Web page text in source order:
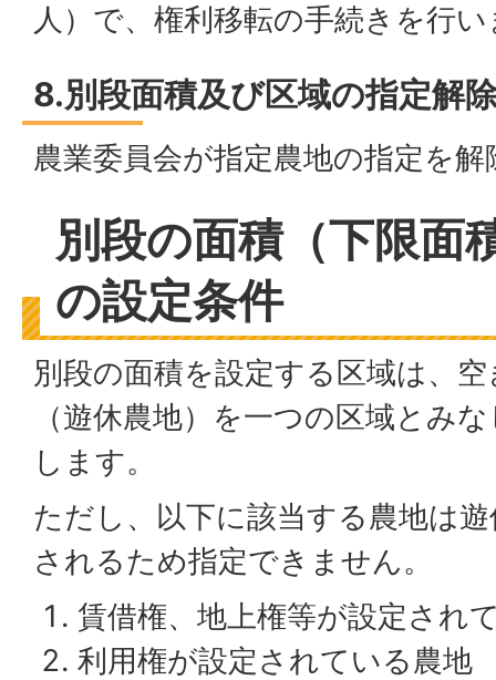
人）で、権利移転の手続きを行
8.別段面積及び区域の指定解
農業委員会が指定農地の指定を
別段の面積（下限面
の設定条件
別段の面積を設定する区域は、
（遊休農地）を一つの区域とみ
します。
ただし、以下に該当する農地は
されるため指定できません。
賃借権、地上権等が設定され
利用権が設定されている農地